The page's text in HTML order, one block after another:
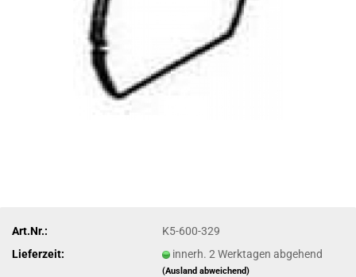
Art.Nr.:
K5-600-329
Lieferzeit:
innerh. 2 Werktagen abgehend
(Ausland abweichend)